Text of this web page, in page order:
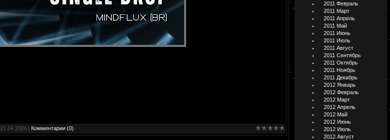
21.04.2026 | Комментарии (0)
2011 Февраль
2011 Март
2011 Апрель
2011 Май
2011 Июнь
2011 Июль
2011 Август
2011 Сентябрь
2011 Октябрь
2011 Ноябрь
2011 Декабрь
2012 Январь
2012 Февраль
2012 Март
2012 Апрель
2012 Май
2012 Июнь
2012 Июль
2012 Август